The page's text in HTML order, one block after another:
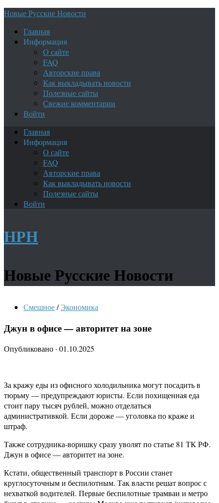
Новые Русские Новости
Главная
Информация
О сайте
FAQ
Авторские права
Как выкладывать новости
Полезные сайты
Свежие комментарии
Войти
Главная
Информация
О сайте
FAQ
Авторские права
Как выкладывать новости
Полезные сайты
Войти
НРН
Новые Русские Новости
Смешное/ Экономика
Джун в офисе — авторитет на зоне
Опубликовано · 01.10.2025
За кражу еды из офисного холодильника могут посадить в
тюрьму — предупреждают юристы. Если похищенная еда
стоит пару тысяч рублей, можно отделаться
административкой. Если дороже — уголовка по краже и
штраф.
Также сотрудника-воришку сразу уволят по статье 81 ТК РФ.
Джун в офисе — авторитет на зоне.
Кстати, общественный транспорт в России станет
круглосуточным и беспилотным. Так власти решат вопрос с
нехваткой водителей. Первые беспилотные трамваи и метро